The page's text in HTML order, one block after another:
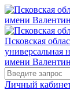
Псковская
универсальная
имени
Личный